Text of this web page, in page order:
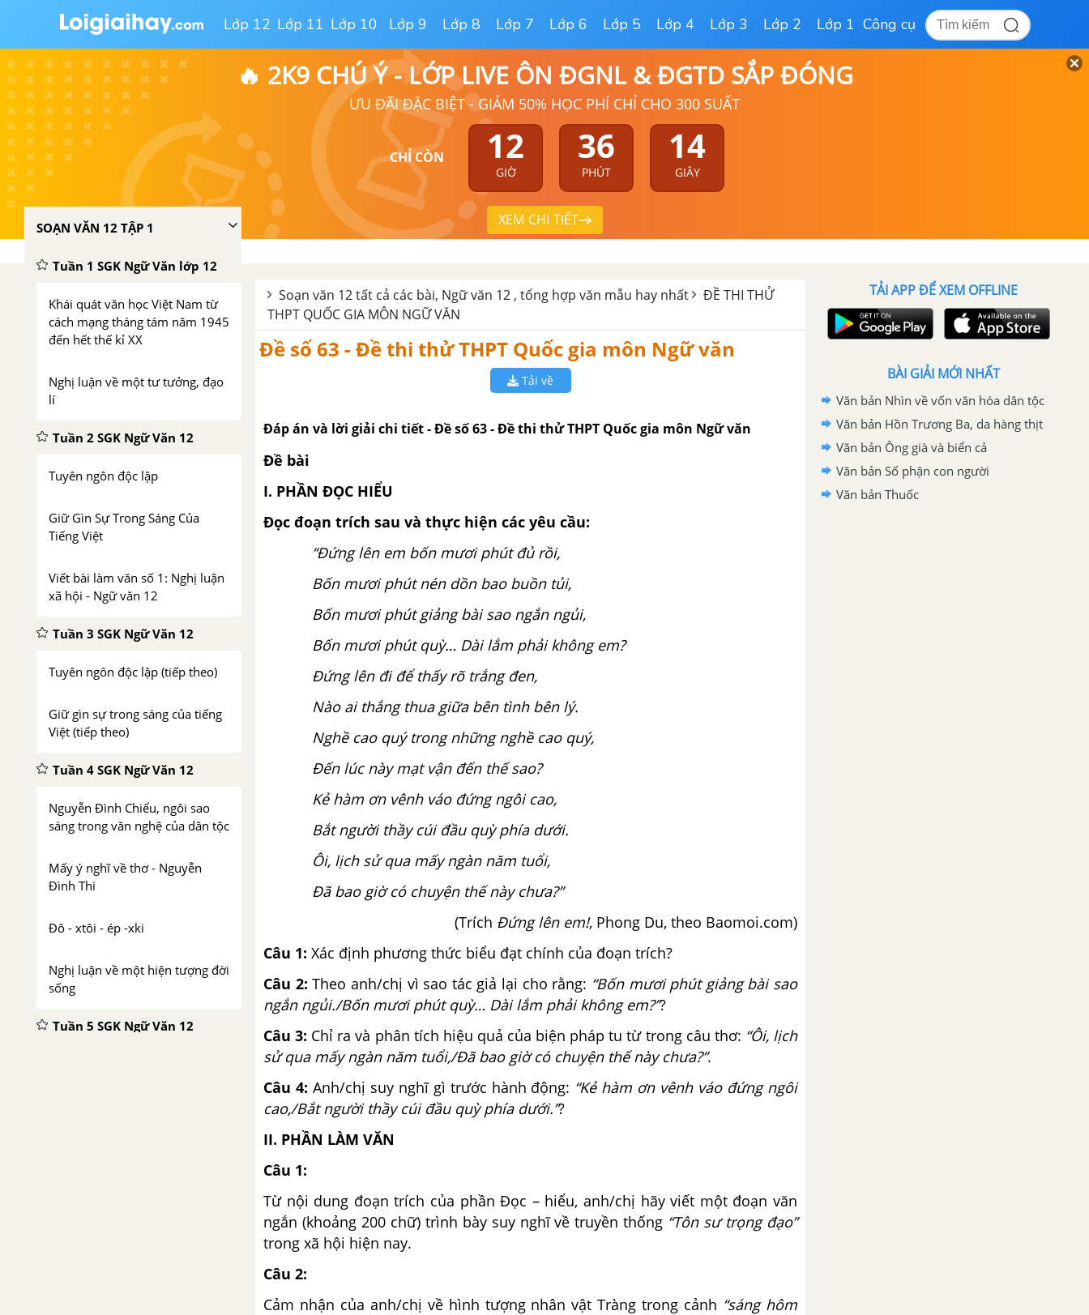
Lớp 12 Lớp 11 Lớp 10 Lớp 9 Lớp 8 Lớp 7 Lớp 6 Lớp 5 Lớp 4 Lớp 3 Lớp 2 Lớp 1 Công cụ
🔥 2K9 CHÚ Ý - LỚP LIVE ÔN ĐGNL & ĐGTD SẮP ĐÓNG
ƯU ĐÃI ĐẶC BIỆT - GIẢM 50% HỌC PHÍ CHỈ CHO 300 SUẤT
CHỈ CÒN 12
GIỜ
36
PHÚT
12
GIÂY
XEM CHI TIẾT
SOẠN VĂN 12 TẬP 1
Tuần 1 SGK Ngữ Văn lớp 12
Khái quát văn học Việt Nam từ
cách mạng tháng tám năm 1945
đến hết thế kỉ XX
Nghị luận về một tư tưởng, đạo
lí
Tuần 2 SGK Ngữ Văn 12
Tuyên ngôn độc lập
Giữ Gìn Sự Trong Sáng Của
Tiếng Việt
Viết bài làm văn số 1: Nghị luận
xã hội - Ngữ văn 12
Tuần 3 SGK Ngữ Văn 12
Tuyên ngôn độc lập (tiếp theo)
Giữ gìn sự trong sáng của tiếng
Việt (tiếp theo)
Tuần 4 SGK Ngữ Văn 12
Nguyễn Đình Chiểu, ngôi sao
sáng trong văn nghệ của dân tộc
Mấy ý nghĩ về thơ - Nguyễn
Đình Thi
Đô - xtôi - ép -xki
Nghị luận về một hiện tượng đời
sống
Tuần 5 SGK Ngữ Văn 12
Soạn văn 12 tất cả các bài, Ngữ văn 12 , tổng hợp văn mẫu hay nhất
ĐỀ THI THỬ
THPT QUỐC GIA MÔN NGỮ VĂN
Đề số 63 - Đề thi thử THPT Quốc gia môn Ngữ văn
Tải về
Đáp án và lời giải chi tiết - Đề số 63 - Đề thi thử THPT Quốc gia môn Ngữ văn
Đề bài
I. PHẦN ĐỌC HIỂU
Đọc đoạn trích sau và thực hiện các yêu cầu:
“Đứng lên em bốn mươi phút đủ rồi,
Bốn mươi phút nén dồn bao buồn tủi,
Bốn mươi phút giảng bài sao ngắn ngủi,
Bốn mươi phút quỳ… Dài lắm phải không em?
Đứng lên đi để thấy rõ trắng đen,
Nào ai thắng thua giữa bên tình bên lý.
Nghề cao quý trong những nghề cao quý,
Đến lúc này mạt vận đến thế sao?
Kẻ hàm ơn vênh váo đứng ngôi cao,
Bắt người thầy cúi đầu quỳ phía dưới.
Ôi, lịch sử qua mấy ngàn năm tuổi,
Đã bao giờ có chuyện thế này chưa?”
(Trích Đứng lên em!, Phong Du, theo Baomoi.com)
Câu 1: Xác định phương thức biểu đạt chính của đoạn trích?
Câu 2:Theo anh/chị vì sao tác giả lại cho rằng: “Bốn mươi phút giảng bài sao
ngắn ngủi./Bốn mươi phút quỳ… Dài lắm phải không em?”?
Câu 3: Chỉ ra và phân tích hiệu quả của biện pháp tu từ trong câu thơ: “Ôi, lịch
sử qua mấy ngàn năm tuổi,/Đã bao giờ có chuyện thế này chưa?”.
Câu 4: Anh/chị suy nghĩ gì trước hành động: “Kẻ hàm ơn vênh váo đứng ngôi
cao,/Bắt người thầy cúi đầu quỳ phía dưới.”?
II. PHẦN LÀM VĂN
Câu 1:
Từ nội dung đoạn trích của phần Đọc – hiểu, anh/chị hãy viết một đoạn văn
ngắn (khoảng 200 chữ) trình bày suy nghĩ về truyền thống “Tôn sư trọng đạo”
trong xã hội hiện nay.
Câu 2:
Cảm nhận của anh/chị về hình tượng nhân vật Tràng trong cảnh “sáng hôm
TẢI APP ĐỂ XEM OFFLINE
BÀI GIẢI MỚI NHẤT
Văn bản Nhìn về vốn văn hóa dân tộc
Văn bản Hồn Trương Ba, da hàng thịt
Văn bản Ông già và biển cả
Văn bản Số phận con người
Văn bản Thuốc